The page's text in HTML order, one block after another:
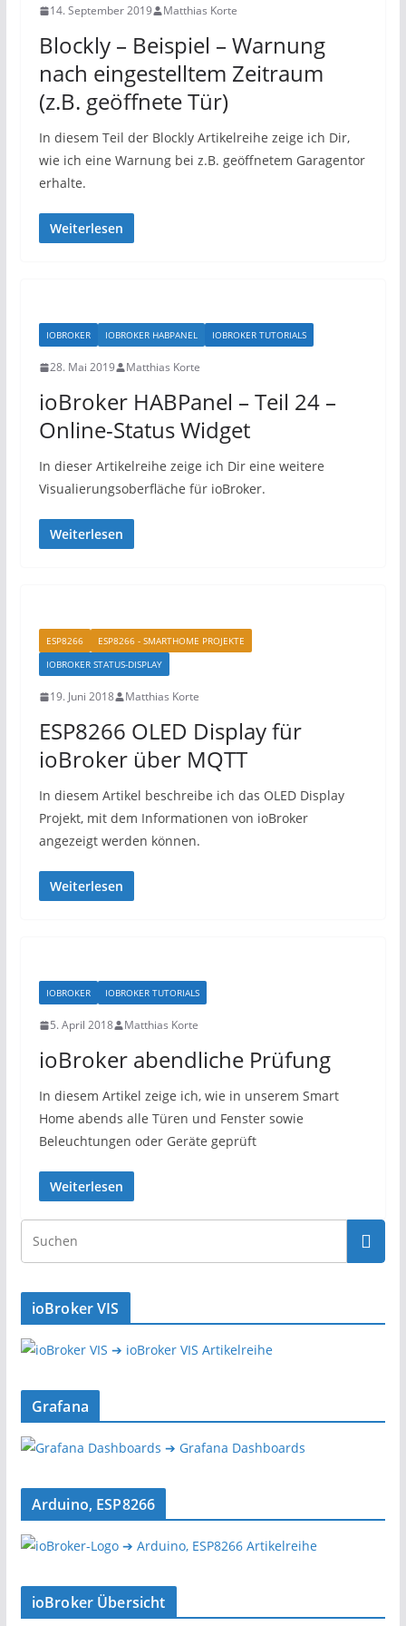
14. September 2019 Matthias Korte
Blockly – Beispiel – Warnung
nach eingestelltem Zeitraum
(z.B. geöffnete Tür)
In diesem Teil der Blockly Artikelreihe zeige ich Dir,
wie ich eine Warnung bei z.B. geöffnetem Garagentor
erhalte.
Weiterlesen
IOBROKER IOBROKER HABPANEL IOBROKER TUTORIALS
28. Mai 2019 Matthias Korte
ioBroker HABPanel – Teil 24 –
Online-Status Widget
In dieser Artikelreihe zeige ich Dir eine weitere
Visualierungsoberfläche für ioBroker.
Weiterlesen
ESP8266
ESP8266 - SMARTHOME PROJEKTE
IOBROKER STATUS-DISPLAY
19. Juni 2018 Matthias Korte
ESP8266 OLED Display für
ioBroker über MQTT
In diesem Artikel beschreibe ich das OLED Display
Projekt, mit dem Informationen von ioBroker
angezeigt werden können.
Weiterlesen
IOBROKER IOBROKER TUTORIALS
5. April 2018 Matthias Korte
ioBroker abendliche Prüfung
In diesem Artikel zeige ich, wie in unserem Smart
Home abends alle Türen und Fenster sowie
Beleuchtungen oder Geräte geprüft
Weiterlesen
ioBroker VIS
➔ ioBroker VIS Artikelreihe
Grafana
➔ Grafana Dashboards
Arduino, ESP8266
➔ Arduino, ESP8266 Artikelreihe
ioBroker Übersicht